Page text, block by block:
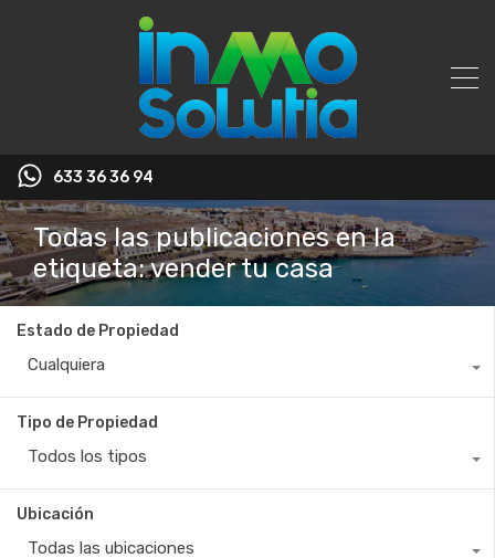
633 36 36 94
Todas las publicaciones en la
etiqueta: vender tu casa
Estado de Propiedad
Cualquiera
Tipo de Propiedad
Todos los tipos
Ubicación
Todas las ubicaciones